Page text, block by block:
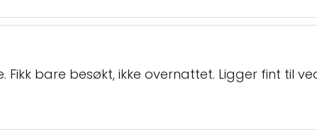
Fikk bare besøkt, ikke overnattet. Ligger fint til